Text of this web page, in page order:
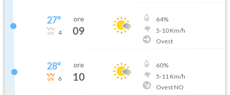
27°
4
ore
09
64%
5-10Km/h
Ovest
28°
6
ore
10
60%
5-11 Km/h
Ovest NO